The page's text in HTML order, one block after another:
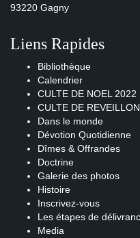
93220 Gagny
Liens Rapides
Bibliothèque
Calendrier
CULTE DE NOEL 2022
CULTE DE
Dans le monde
Dévotion Quotidienne
Dîmes & Offrandes
Doctrine
Galerie des photos
Histoire
Inscrivez-vous
Les étapes de
Media